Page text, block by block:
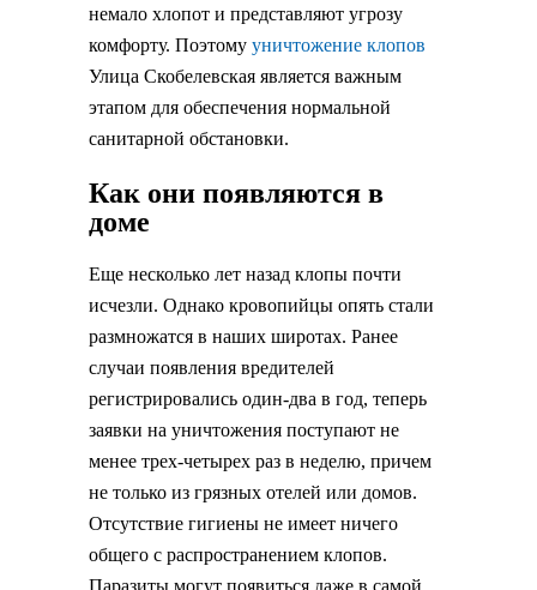
немало хлопот и представляют угрозу
комфорту. Поэтому уничтожение клопов
Улица Скобелевская является важным
этапом для обеспечения нормальной
санитарной обстановки.
Как они появляются в
доме
Еще несколько лет назад клопы почти
исчезли. Однако кровопийцы опять стали
размножатся в наших широтах. Ранее
случаи появления вредителей
регистрировались один-два в год, теперь
заявки на уничтожения поступают не
менее трех-четырех раз в неделю, причем
не только из грязных отелей или домов.
Отсутствие гигиены не имеет ничего
общего с распространением клопов.